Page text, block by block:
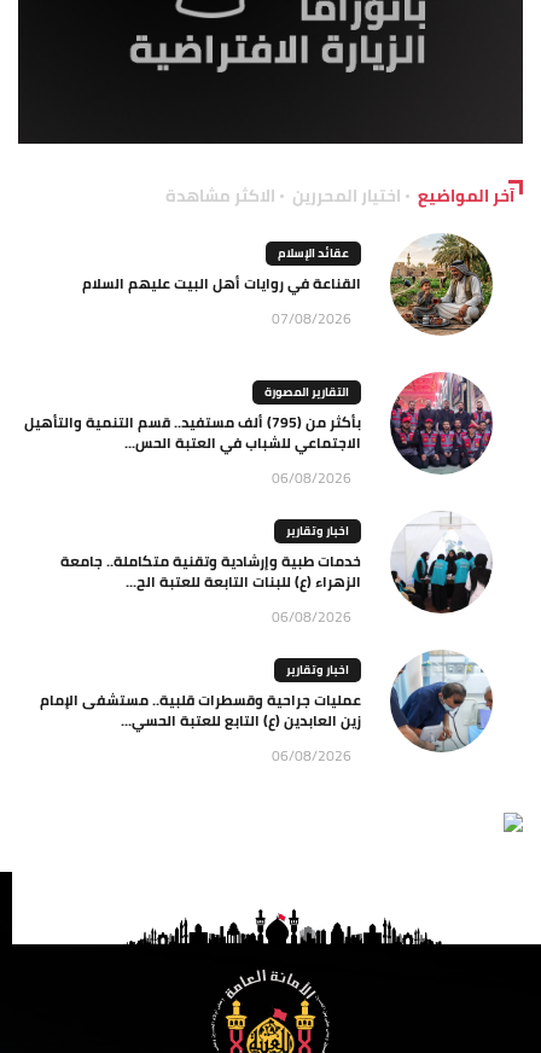
آخر المواضيع اختيار المحررين الاكثر مشاهدة
عقائد الإسلام
القناعة في روايات أهل البيت عليهم السلام
07/08/2026
التقارير المصورة
بأكثر من (795) ألف مستفيد.. قسم التنمية والتأهيل
الاجتماعي للشباب في العتبة الحس...
06/08/2026
اخبار وتقارير
خدمات طبية وإرشادية وتقنية متكاملة.. جامعة
الزهراء (ع) للبنات التابعة للعتبة الح...
06/08/2026
اخبار وتقارير
عمليات جراحية وقسطرات قلبية.. مستشفى الإمام
زين العابدين (ع) التابع للعتبة الحسي...
06/08/2026